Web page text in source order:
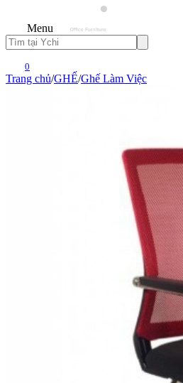
Menu
0
Trang chủ/GHẾ/Ghế Làm Việc